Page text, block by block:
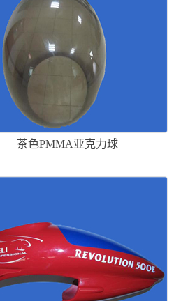
茶色PMMA亚克力球